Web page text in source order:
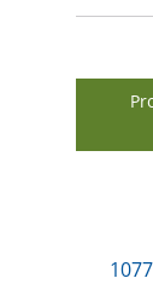
1077